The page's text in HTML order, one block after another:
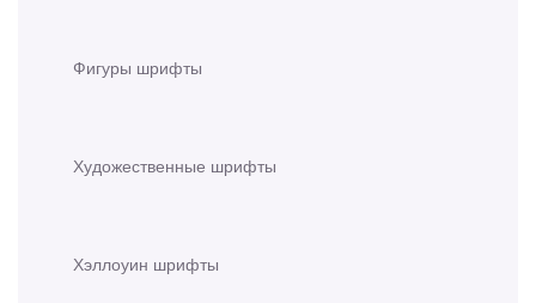
Фигуры шрифты
Художественные шрифты
Хэллоуин шрифты